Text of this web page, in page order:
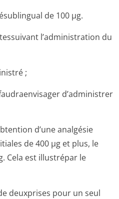
de 100 µg.
l’administration du
;
d’administrer
d’une analgésie
de 400 µg et plus, le
Cela est illustrépar le
deuxprises pour un seul